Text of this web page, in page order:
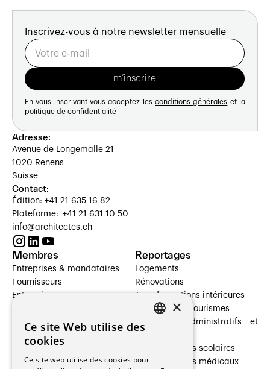
Inscrivez-vous à notre newsletter mensuelle
En vous inscrivant vous acceptez les conditions générales et la
politique de confidentialité
Adresse:
Avenue de Longemalle 21
1020 Renens
Suisse
Contact:
Édition: +41 21 635 16 82
Plateforme: +41 21 631 10 50
info@architectes.ch
Membres
Entreprises & mandataires
Fournisseurs
Entreprises
Architectes paysagistes
Architectes d'intérieur
Entreprises générales
Reportages
Logements
Rénovations
Transformations intérieures
Hôtelleries et tourismes
Bâtiments administratifs et
Établissements scolaires
Établissements médicaux
×
Ce site Web utilise des
cookies
Ce site web utilise des cookies pour